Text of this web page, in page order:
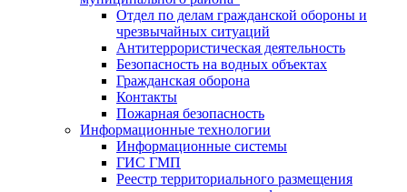
Отдел по делам гражданской обороны и
чрезвычайных ситуаций
Антитеррористическая деятельность
Безопасность на водных объектах
Гражданская оборона
Контакты
Пожарная безопасность
Информационные технологии
Информационные системы
ГИС ГМП
Реестр территориального размещения